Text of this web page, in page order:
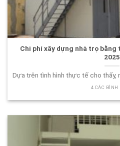
Chi phí xây dựng nhà trọ bằng
2025
Dựa trên tình hình thực tế cho thấy,
4 CÁC BÌNH